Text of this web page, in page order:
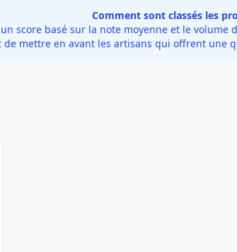
Comment sont classés les
score basé sur la note moyenne et le volume
de mettre en avant les artisans qui offrent une